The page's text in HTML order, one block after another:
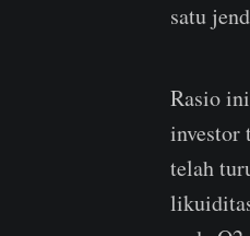
satu
Rasio
investor
telah